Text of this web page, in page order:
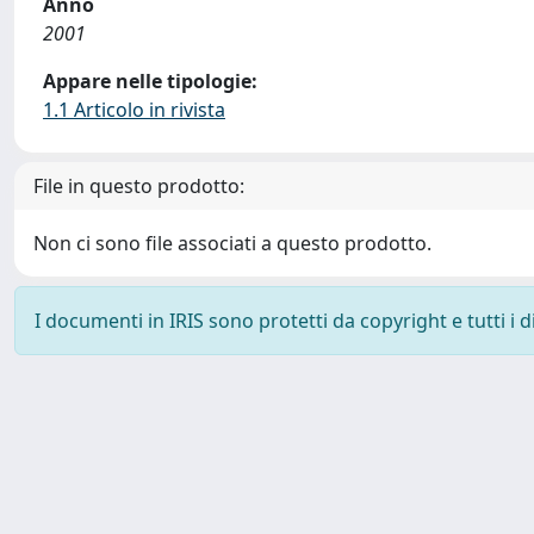
2001
Appare nelle tipologie:
1.1 Articolo in rivista
File in questo prodotto:
Non ci sono file associati a questo prodotto.
I documenti in IRIS sono protetti da copyright e tutti i